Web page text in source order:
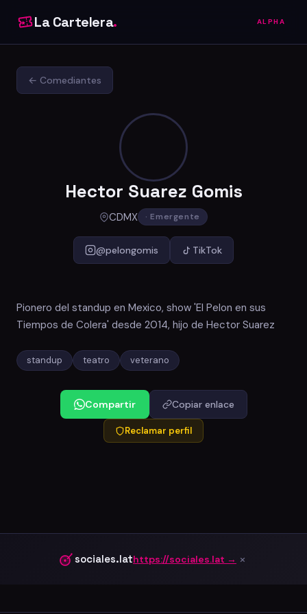
La Cartelera. ALPHA
← Comediantes
Hector Suarez Gomis
CDMX · Emergente
@pelongomis TikTok
Pionero del standup en Mexico, show 'El Pelon en sus
Tiempos de Colera' desde 2014, hijo de Hector Suarez
standup teatro veterano
Compartir Copiar enlace
Reclamar perfil
sociales.lathttps://sociales.lat → ×